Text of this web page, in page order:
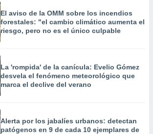
El aviso de la OMM sobre los incendios
forestales: "el cambio climático aumenta el
riesgo, pero no es el único culpable
La 'rompida' de la canícula: Evelio Gómez
desvela el fenómeno meteorológico que
marca el declive del verano
Alerta por los jabalíes urbanos: detectan
patógenos en 9 de cada 10 ejemplares de